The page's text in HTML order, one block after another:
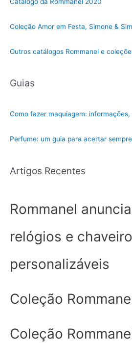
Coleção Amor em Festa, Simone &
Outros catálogos Rommanel e
Guias
Como fazer maquiagem:
Perfume: um guia para acertar sempre
Artigos Recentes
Rommanel
relógios e
personalizáveis
Coleção
Coleção